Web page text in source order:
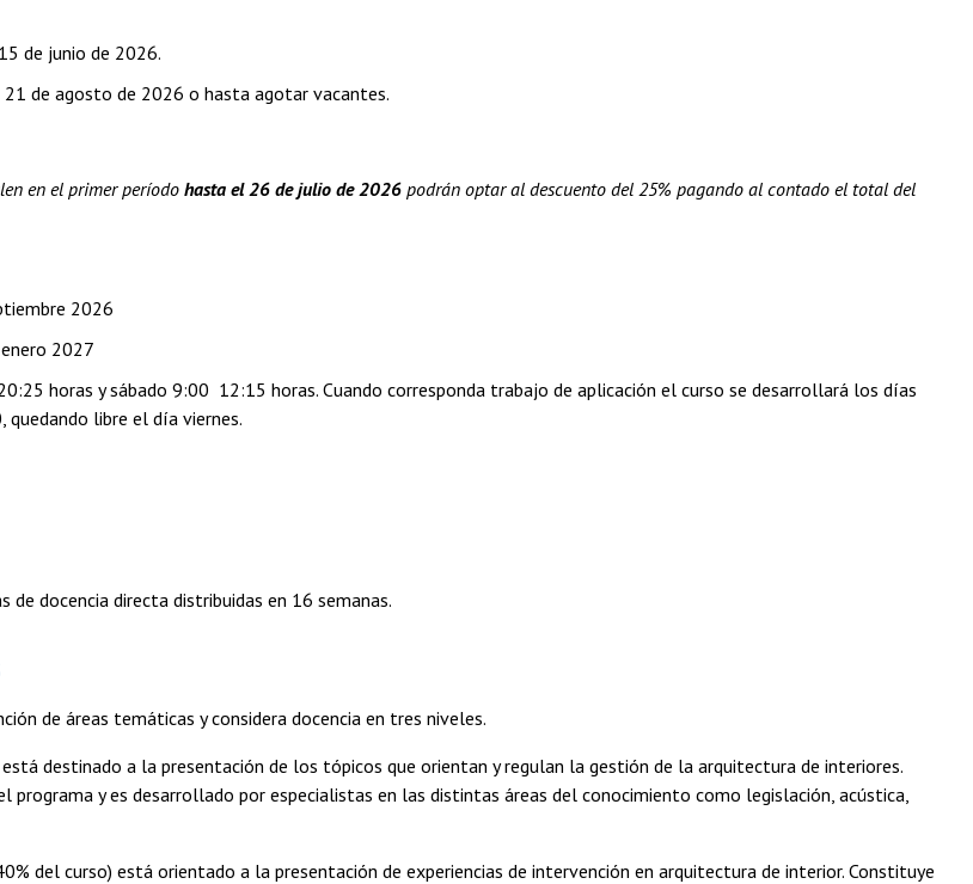
15 de junio de 2026.
21 de agosto de 2026 o hasta agotar vacantes.
en el primer períodohasta el 26 de julio de 2026podrán optar al descuento del 25% pagando al contado el total del
2026
2027
horas y sábado 9:00 12:15 horas. Cuando corresponda trabajo de aplicación el curso se desarrollará los días
libre el día viernes.
docencia directa distribuidas en 16 semanas.
de áreas temáticas y considera docencia en tres niveles.
destinado a la presentación de los tópicos que orientan y regulan la gestión de la arquitectura de interiores.
programa y es desarrollado por especialistas en las distintas áreas del conocimiento como legislación, acústica,
del curso) está orientado a la presentación de experiencias de intervención en arquitectura de interior. Constituye